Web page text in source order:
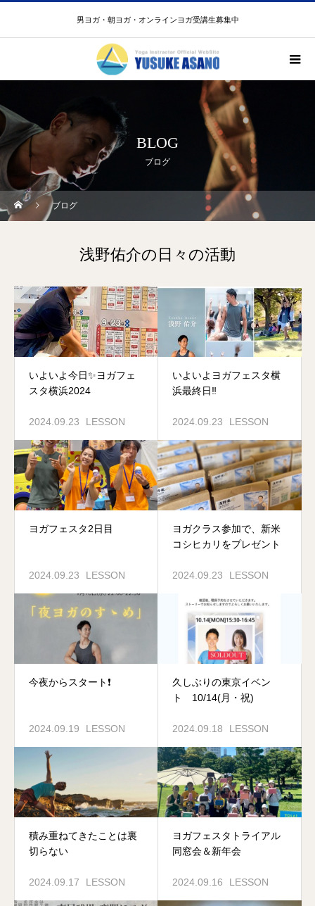
男ヨガ・朝ヨガ・オンラインヨガ受講生募集中
BLOG
ブログ
ブログ
浅野佑介の日々の活動
いよいよ今日✨ヨガフェ
スタ横浜2024
2024.09.23 LESSON
いよいよヨガフェスタ横
浜最終日‼️
2024.09.23 LESSON
ヨガフェスタ2日目
2024.09.23 LESSON
ヨガクラス参加で、新米
コシヒカリをプレゼント
2024.09.23 LESSON
今夜からスタート❗️
2024.09.19 LESSON
久しぶりの東京イベン
ト 10/14(月・祝)
2024.09.18 LESSON
積み重ねてきたことは裏
切らない
2024.09.17 LESSON
ヨガフェスタトライアル
同窓会＆新年会
2024.09.16 LESSON